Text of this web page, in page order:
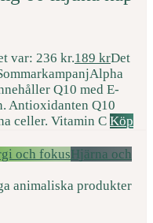
var: 236 kr.189 krDet
Alpha
Q10 med E-
Antioxidanten Q10
celler. Vitamin C Köp
och fokusHjärna och
animaliska produkter